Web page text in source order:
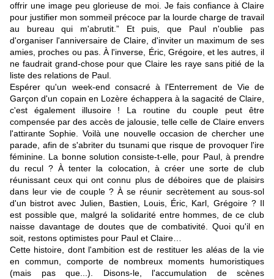
offrir une image peu glorieuse de moi. Je fais confiance à Claire
pour justifier mon sommeil précoce par la lourde charge de travail
au bureau qui m'abrutit.” Et puis, que Paul n'oublie pas
d'organiser l'anniversaire de Claire, d'inviter un maximum de ses
amies, proches ou pas. À l'inverse, Éric, Grégoire, et les autres, il
ne faudrait grand-chose pour que Claire les raye sans pitié de la
liste des relations de Paul.
Espérer qu'un week-end consacré à l'Enterrement de Vie de
Garçon d'un copain en Lozère échappera à la sagacité de Claire,
c'est également illusoire ! La routine du couple peut être
compensée par des accès de jalousie, telle celle de Claire envers
l'attirante Sophie. Voilà une nouvelle occasion de chercher une
parade, afin de s'abriter du tsunami que risque de provoquer l'ire
féminine. La bonne solution consiste-t-elle, pour Paul, à prendre
du recul ? À tenter la colocation, à créer une sorte de club
réunissant ceux qui ont connu plus de déboires que de plaisirs
dans leur vie de couple ? À se réunir secrètement au sous-sol
d'un bistrot avec Julien, Bastien, Louis, Éric, Karl, Grégoire ? Il
est possible que, malgré la solidarité entre hommes, de ce club
naisse davantage de doutes que de combativité. Quoi qu'il en
soit, restons optimistes pour Paul et Claire…
Cette histoire, dont l'ambition est de restituer les aléas de la vie
en commun, comporte de nombreux moments humoristiques
(mais pas que...). Disons-le, l'accumulation de scènes